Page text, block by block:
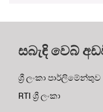
සබැඳි වෙබ්
ශ්‍රී ලංකා පාර්ලිමේන්තුව
RTI ශ්‍රී ලංකා